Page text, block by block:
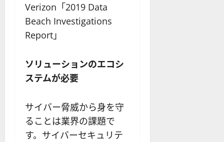
Verizon「2019 Data
Beach Investigations
Report」
ソリューションのエコシ
ステムが必要
サイバー脅威から身を守
ることは業界の課題で
す。サイバーセキュリテ